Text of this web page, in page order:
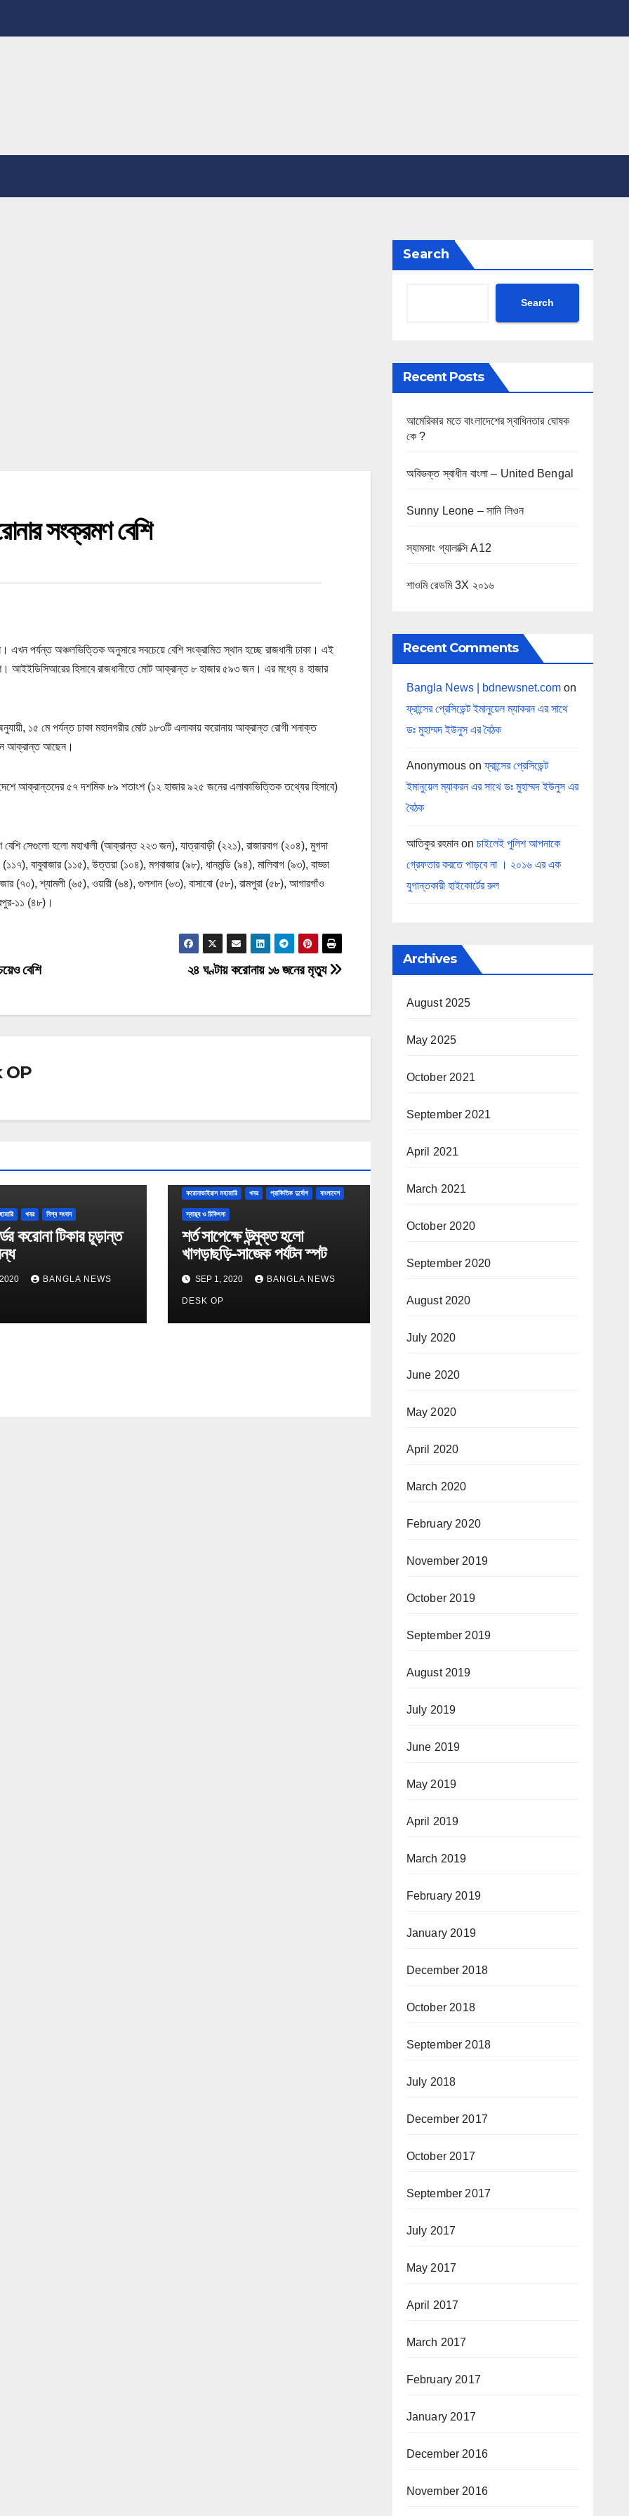
সংক্রমণ বেশি
এখন পর্যন্ত অঞ্চলভিত্তিক অনুসারে সবচেয়ে বেশি সংক্রামিত স্থান হচ্ছে রাজধানী ঢাকা। এই
আইইডিসিআরের হিসাবে রাজধানীতে মোট আক্রান্ত ৮ হাজার ৫৯৩ জন। এর মধ্যে ৪ হাজার
১৫ মে পর্যন্ত ঢাকা মহানগরীর মোট ১৮৩টি এলাকায় করোনায় আক্রান্ত রোগী শনাক্ত
আক্রান্ত আছেন।
আক্রান্তদের ৫৭ দশমিক ৮৯ শতাংশ (১২ হাজার ৯২৫ জনের এলাকাভিত্তিক তথ্যের হিসাবে)
বেশি সেগুলো হলো মহাখালী (আক্রান্ত ২২৩ জন), যাত্রাবাড়ী (২২১), রাজারবাগ (২০৪), মুগদা
বাবুবাজার (১১৫), উত্তরা (১০৪), মগবাজার (৯৮), ধানমন্ডি (৯৪), মালিবাগ (৯৩), বাড্ডা
(৭০), শ্যামলী (৬৫), ওয়ারী (৬৪), গুলশান (৬৩), বাসাবো (৫৮), রামপুরা (৫৮), আগারগাঁও
১১ (৪৮)।
২৪ ঘণ্টায় করোনায় ১৬ জনের মৃত্যু
বেশি
OP
খবর বিশ্ব সংবাদ
করোনা টিকার চূড়ান্ত
BANGLA NEWS
করোনাভাইরাস মহামারি খবর প্রাকিতিক দুর্যোগ বাংলাদেশ
স্বাস্থ্য ও চিকিৎসা
শর্ত সাপেক্ষে উন্মুক্ত হলো
খাগড়াছড়ি-সাজেক পর্যটন স্পট
SEP 1, 2020 BANGLA NEWS
DESK OP
Search
Search
Recent Posts
আমেরিকার মতে বাংলাদেশের স্বাধিনতার ঘোষক
কে ?
অবিভক্ত স্বাধীন বাংলা – United Bengal
Sunny Leone – সানি লিওন
স্যামসাং গ্যালাক্সি A12
শাওমি রেডমি 3X ২০১৬
Recent Comments
Bangla News | bdnewsnet.comon
ফ্রান্সের প্রেসিডেন্ট ইমানুয়েল ম্যাকরন এর সাথে
ডঃ মুহাম্মদ ইউনুস এর বৈঠক
Anonymousonফ্রান্সের প্রেসিডেন্ট
ইমানুয়েল ম্যাকরন এর সাথে ডঃ মুহাম্মদ ইউনুস এর
বৈঠক
আতিকুর রহমানon চাইলেই পুলিশ আপনাকে
গ্রেফতার করতে পাড়বে না । ২০১৬ এর এক
যুগান্তকারী হাইকোর্টের রুল
Archives
August 2025
May 2025
October 2021
September 2021
April 2021
March 2021
October 2020
September 2020
August 2020
July 2020
June 2020
May 2020
April 2020
March 2020
February 2020
November 2019
October 2019
September 2019
August 2019
July 2019
June 2019
May 2019
April 2019
March 2019
February 2019
January 2019
December 2018
October 2018
September 2018
July 2018
December 2017
October 2017
September 2017
July 2017
May 2017
April 2017
March 2017
February 2017
January 2017
December 2016
November 2016